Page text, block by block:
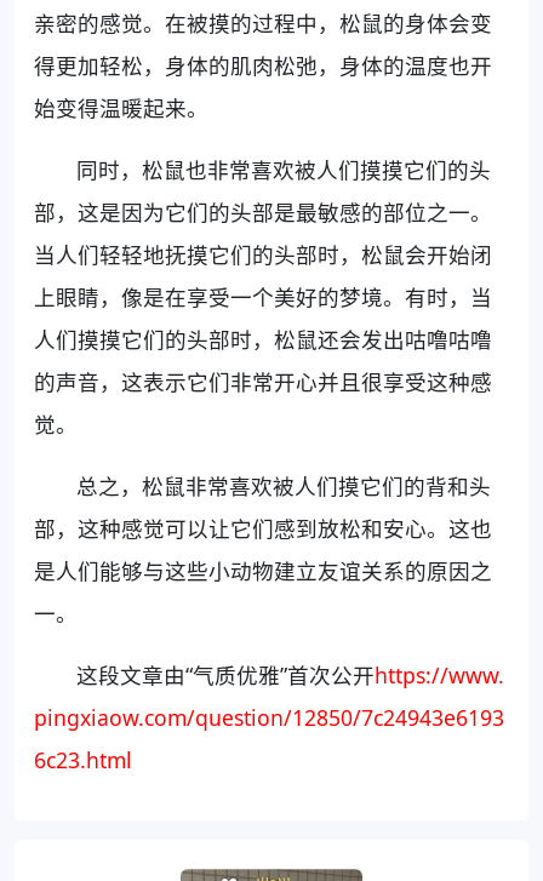
亲密的感觉。在被摸的过程中，松鼠的身体会变
得更加轻松，身体的肌肉松弛，身体的温度也开
始变得温暖起来。
同时，松鼠也非常喜欢被人们摸摸它们的头
部，这是因为它们的头部是最敏感的部位之一。
当人们轻轻地抚摸它们的头部时，松鼠会开始闭
上眼睛，像是在享受一个美好的梦境。有时，当
人们摸摸它们的头部时，松鼠还会发出咕噜咕噜
的声音，这表示它们非常开心并且很享受这种感
觉。
总之，松鼠非常喜欢被人们摸它们的背和头
部，这种感觉可以让它们感到放松和安心。这也
是人们能够与这些小动物建立友谊关系的原因之
一。
这段文章由“气质优雅”首次公开https://www.
pingxiaow.com/question/12850/7c24943e6193
6c23.html